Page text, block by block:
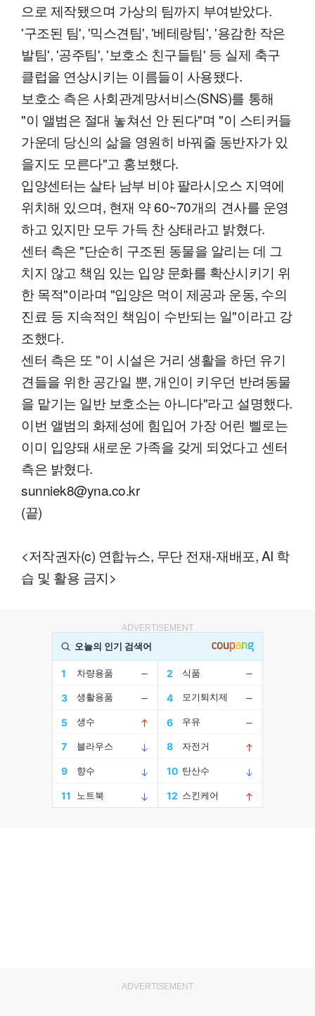
으로 제작됐으며 가상의 팀까지 부여받았다.
'구조된 팀', '믹스견팀', '베테랑팀', '용감한 작은
발팀', '공주팀', '보호소 친구들팀' 등 실제 축구
클럽을 연상시키는 이름들이 사용됐다.
보호소 측은 사회관계망서비스(SNS)를 통해
"이 앨범은 절대 놓쳐선 안 된다"며 "이 스티커들
가운데 당신의 삶을 영원히 바꿔줄 동반자가 있
을지도 모른다"고 홍보했다.
입양센터는 살타 남부 비야 팔라시오스 지역에
위치해 있으며, 현재 약 60~70개의 견사를 운영
하고 있지만 모두 가득 찬 상태라고 밝혔다.
센터 측은 "단순히 구조된 동물을 알리는 데 그
치지 않고 책임 있는 입양 문화를 확산시키기 위
한 목적"이라며 "입양은 먹이 제공과 운동, 수의
진료 등 지속적인 책임이 수반되는 일"이라고 강
조했다.
센터 측은 또 "이 시설은 거리 생활을 하던 유기
견들을 위한 공간일 뿐, 개인이 키우던 반려동물
을 맡기는 일반 보호소는 아니다"라고 설명했다.
이번 앨범의 화제성에 힘입어 가장 어린 삘로는
이미 입양돼 새로운 가족을 갖게 되었다고 센터
측은 밝혔다.
sunniek8@yna.co.kr
(끝)
<저작권자(c) 연합뉴스, 무단 전재-재배포, AI 학
습 및 활용 금지>
ADVERTISEMENT
ADVERTISEMENT